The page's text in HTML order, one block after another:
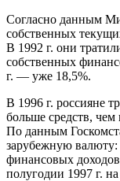
Согласно данным
собственных
В 1992 г. они
собственных
г. — уже 18,5%.
В 1996 г. россияне
больше средств,
По данным
зарубежную валюту:
финансовых
полугодии 1997 г.